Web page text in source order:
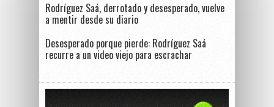
Rodríguez Saá, derrotado y desesperado, vuelve
a mentir desde su diario
Desesperado porque pierde: Rodríguez Saá
recurre a un video viejo para escrachar